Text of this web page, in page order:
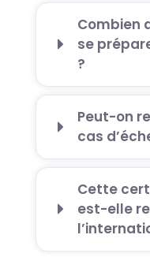
Combien
se
?
Peut-on
cas
Cette
est-elle